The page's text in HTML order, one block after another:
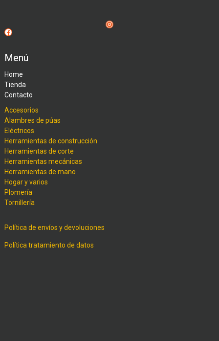
Instagram
Facebook
Menú
Home
Tienda
Contacto
Accesorios
Alambres de púas
Eléctricos
Herramientas de construcción
Herramientas de corte
Herramientas mecánicas
Herramientas de mano
Hogar y varios
Plomería
Tornillería
Política de envíos y devoluciones
Política tratamiento de datos